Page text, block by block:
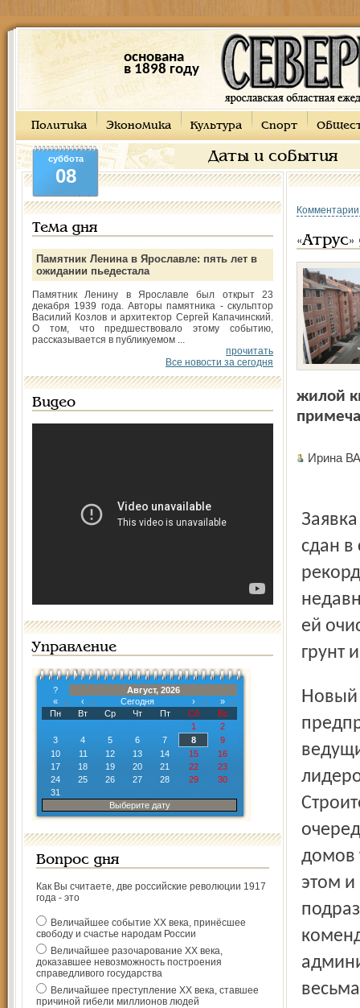
основана
в 1898 году
Политика Экономика Культура Спорт
Даты и события
суббота
08
Тема дня
Памятник Ленина в Ярославле: пять лет в
ожидании пьедестала
Памятник Ленину в Ярославле был открыт 23
декабря 1939 года. Авторы памятника - скульптор
Василий Козлов и архитектор Сергей Капачинский.
О том, что предшествовало этому событию,
рассказывается в публикуемом ...
прочитать
Все новости за сегодня
Видео
Управление
?
Август, 2026
«
‹ Сегодня ›
»
Пн
Вт Ср Чт Пт Сб
Вс
1
2
3
4 5 6 7 8
9
10
11 12 13 14 15
16
17
18 19 20 21 22
23
24
25 26 27 28 29
30
31
Выберите дату
Вопрос дня
Как Вы считаете, две российские революции 1917
года - это
Величайшее событие ХХ века, принёсшее
свободу и счастье народам России
Величайшее разочарование ХХ века,
доказавшее невозможность построения
справедливого государства
Величайшее преступление ХХ века, ставшее
причиной гибели миллионов людей
жилой
Ирина
Заявка на это во всяком случае сделана. Первый дом уже
сдан в
ей
грунт
Новый дом построен ЗАО «Атрус». Это многопрофильное
домов
этом и